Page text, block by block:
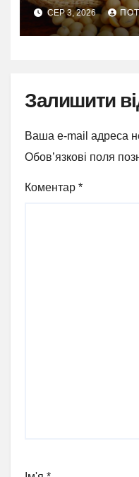
до молока і
СЕР 3, 2026
Залишити
Ваша e-mail адреса
Обов’язкові поля
Коментар *